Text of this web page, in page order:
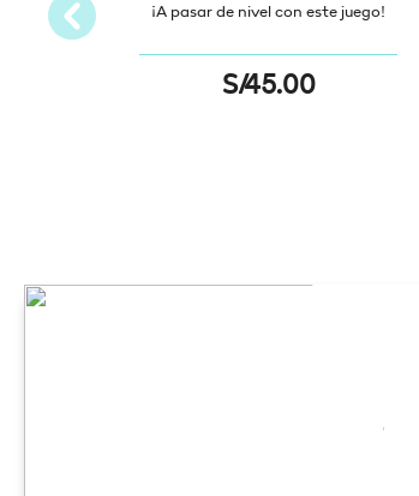
¡A pasar de nivel con este juego!
S/45.00